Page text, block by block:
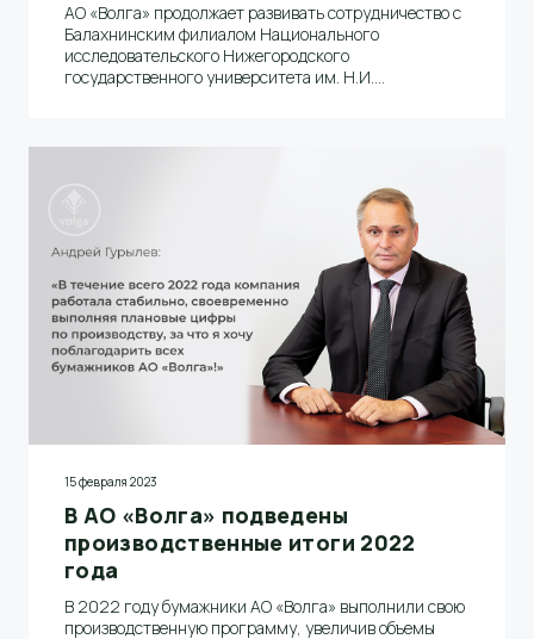
АО «Волга» продолжает развивать сотрудничество с
Балахнинским филиалом Национального
исследовательского Нижегородского
государственного университета им. Н.И.
15 февраля 2023
В АО «Волга» подведены
производственные итоги 2022
года
В 2022 году бумажники АО «Волга» выполнили свою
производственную программу, увеличив объемы